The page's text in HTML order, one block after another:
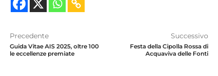
Precedente
Guida Vitae AIS 2025, oltre 100
le eccellenze premiate
Successivo
Festa della Cipolla Rossa di
Acquaviva delle Fonti